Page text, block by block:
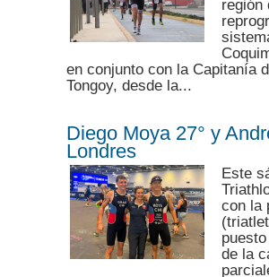
región
en conjunto con la Capitanía
Tongoy, desde la...
Diego Moya 27° y
Londres
Este
con la
de la